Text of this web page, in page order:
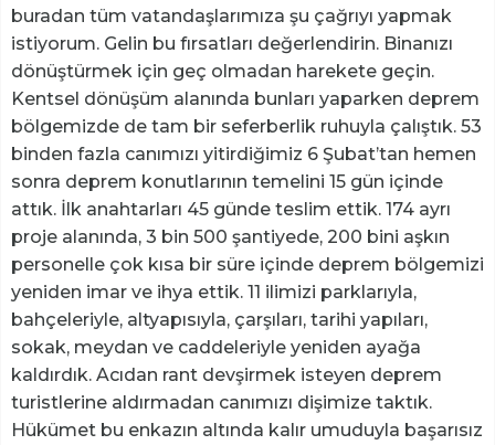
buradan tüm vatandaşlarımıza şu çağrıyı yapmak
istiyorum. Gelin bu fırsatları değerlendirin. Binanızı
dönüştürmek için geç olmadan harekete geçin.
Kentsel dönüşüm alanında bunları yaparken deprem
bölgemizde de tam bir seferberlik ruhuyla çalıştık. 53
binden fazla canımızı yitirdiğimiz 6 Şubat’tan hemen
sonra deprem konutlarının temelini 15 gün içinde
attık. İlk anahtarları 45 günde teslim ettik. 174 ayrı
proje alanında, 3 bin 500 şantiyede, 200 bini aşkın
personelle çok kısa bir süre içinde deprem bölgemizi
yeniden imar ve ihya ettik. 11 ilimizi parklarıyla,
bahçeleriyle, altyapısıyla, çarşıları, tarihi yapıları,
sokak, meydan ve caddeleriyle yeniden ayağa
kaldırdık. Acıdan rant devşirmek isteyen deprem
turistlerine aldırmadan canımızı dişimize taktık.
Hükümet bu enkazın altında kalır umuduyla başarısız